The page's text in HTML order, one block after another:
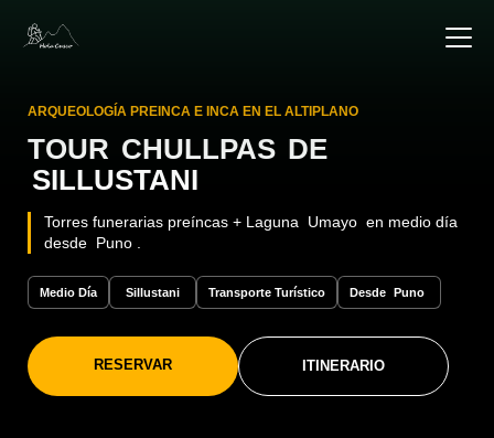
ARQUEOLOGÍA PREINCA E INCA EN EL ALTIPLANO
TOUR CHULLPAS DE
SILLUSTANI
Torres funerarias preíncas + Laguna Umayo en medio día
desde Puno
Medio Día Sillustani Transporte Turístico Desde Puno
RESERVAR ITINERARIO